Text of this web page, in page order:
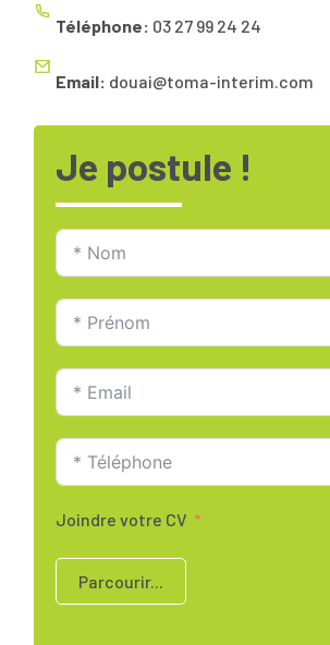
Téléphone: 03 27 99 24 24
Email: douai@toma-interim.com
Je postule !
Joindre votre CV
Parcourir...